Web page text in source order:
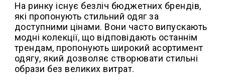
На ринку існує безліч бюджетних брендів,
які пропонують стильний одяг за
доступними цінами. Вони часто випускають
модні колекції, що відповідають останнім
трендам, пропонують широкий асортимент
одягу, який дозволяє створювати стильні
образи без великих витрат.